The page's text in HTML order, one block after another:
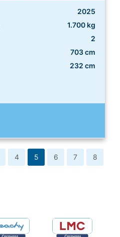
2025
1.700 kg
2
703 cm
232 cm
4 5 6 7
8